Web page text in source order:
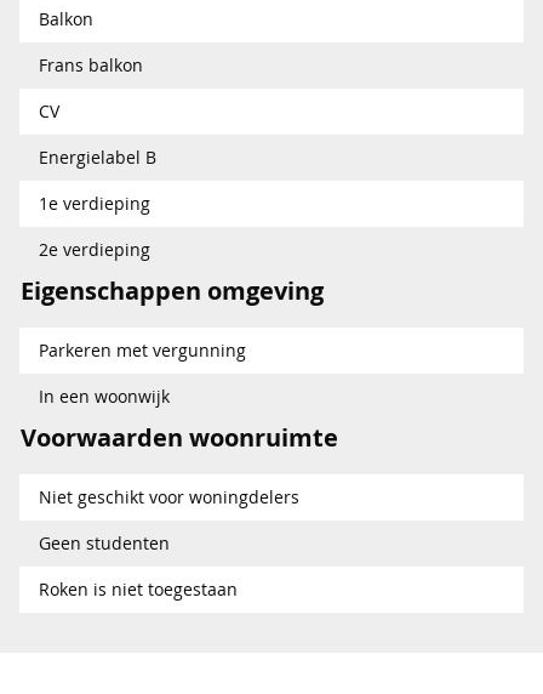
Balkon
Frans balkon
CV
Energielabel B
1e verdieping
2e verdieping
Eigenschappen omgeving
Parkeren met vergunning
In een woonwijk
Voorwaarden woonruimte
Niet geschikt voor woningdelers
Geen studenten
Roken is niet toegestaan